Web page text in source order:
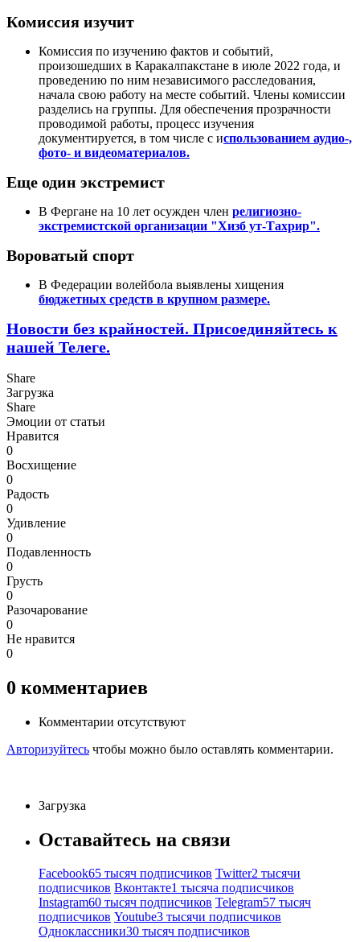
Комиссия изучит
Комиссия по изучению фактов и событий,
произошедших в Каракалпакстане в июле 2022 года, и
проведению по ним независимого расследования,
начала свою работу на месте событий. Члены комиссии
разделись на группы. Для обеспечения прозрачности
проводимой работы, процесс изучения
документируется, в том числе с использованием аудио-,
фото- и видеоматериалов.
Еще один экстремист
В Фергане на 10 лет осужден член религиозно-
экстремистской организации "Хизб ут-Тахрир".
Вороватый спорт
В Федерации волейбола выявлены хищения
бюджетных средств в крупном размере.
Новости без крайностей. Присоединяйтесь к
нашей Телеге.
Share
Загрузка
Share
Эмоции от статьи
Нравится
0
Восхищение
0
Радость
0
Удивление
0
Подавленность
0
Грусть
0
Разочарование
0
Не нравится
0
0 комментариев
Комментарии отсутствуют
Авторизуйтесь чтобы можно было оставлять комментарии.
Загрузка
Оставайтесь на связи
Facebook65 тысяч подписчиков Twitter2 тысячи
подписчиков Вконтакте1 тысяча подписчиков
Instagram60 тысяч подписчиков Telegram57 тысяч
подписчиков Youtube3 тысячи подписчиков
Одноклассники30 тысяч подписчиков